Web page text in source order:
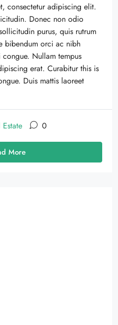
consectetur adipiscing elit.
Donec non odio
purus, quis rutrum
bibendum orci ac nibh
Nullam tempus
erat. Curabitur this is
Duis mattis laoreet
Estate 0
More